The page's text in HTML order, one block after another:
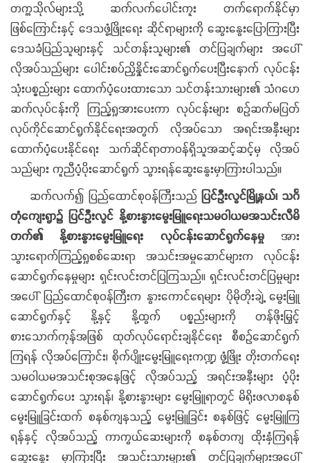
တက္ကသိုလ်များသို့ ဆက်လက်ပေါင်းကူး တက်ရောက်နိုင်မှာ
ဖြစ်ကြောင်းနှင့် ဒေသဖွံ့ဖြိုးရေး ဆိုင်ရာများကို ဆွေးနွေးပြောကြားပြီး
ဒေသခံပြည်သူများနှင့် သင်တန်းသူများ၏ တင်ပြချက်များ အပေါ်
လိုအပ်သည်များ ပေါင်းစပ်ညှိနှိုင်းဆောင်ရွက်ပေးပြီးနောက် လုပ်ငန်း
သုံးပစ္စည်းများ ထောက်ပံ့ပေးထားသော သင်တန်းသားများ၏ သံဂဟေ
ဆက်လုပ်ငန်းကို ကြည့်ရှုအားပေးကာ လုပ်ငန်းများ စဉ်ဆက်မပြတ်
လုပ်ကိုင်ဆောင်ရွက်နိုင်ရေးအတွက် လိုအပ်သော အရင်းအနှီးများ
ထောက်ပံ့ပေးနိုင်ရေး သက်ဆိုင်ရာတာဝန်ရှိသူအဆင့်ဆင့်မှ လိုအပ်
သည်များ ကူညီပံ့ပိုးဆောင်ရွက် သွားရန်ဆွေးနွေးမှာကြားပါသည်။
ဆက်လက်၍ ပြည်ထောင်စုဝန်ကြီးသည် ပြင်ဦးလွင်မြို့နယ်၊ သင်္ဂ
တုံကျေးရွာ၌ ပြင်ဦးလွင် နို့စားနွားမွေးမြူရေးသမဝါယမအသင်းလီမိ
တက်၏ နို့စားနွားမွေးမြူရေး လုပ်ငန်းဆောင်ရွက်နေမှု အား
သွားရောက်ကြည့်ရှုစစ်ဆေးရာ အသင်းအမှုဆောင်များက လုပ်ငန်း
ဆောင်ရွက်နေမှုများ ရှင်းလင်းတင်ပြကြသည်။ ရှင်းလင်းတင်ပြမှုများ
အပေါ် ပြည်ထောင်စုဝန်ကြီးက နွားကောင်ရေများ ပိုမိုတိုးချဲ့ မွေးမြူ
ဆောင်ရွက်နှင့် နို့နှင့် နို့ထွက် ပစ္စည်းများကို တန်ဖိုးမြှင့်
စားသောက်ကုန်အဖြစ် ထုတ်လုပ်ရောင်းချနိုင်ရေး စီစဉ်ဆောင်ရွက်
ကြရန် လိုအပ်ကြောင်း၊ စိုက်ပျိုးမွေးမြူရေးကဏ္ဍ ဖွံ့ဖြိုး တိုးတက်ရေး
သမဝါယမအသင်းစုအနေဖြင့် လိုအပ်သည့် အရင်းအနှီးများ ပံ့ပိုး
ဆောင်ရွက်ပေး သွားရန်၊ နို့စားနွားများ မွေးမြူရာတွင် မိရိုးဖလာစနစ်
မွေးမြူခြင်းထက် စနစ်ကျနသည့် မွေးမြူခြင်း စနစ်ဖြင့် မွေးမြူကြ
ရန်နှင့် လိုအပ်သည့် ကာကွယ်ဆေးများကို စနစ်တကျ ထိုးနှံကြရန်
ဆွေးနွေး မှာကြားပြီး အသင်းသားများ၏ တင်ပြချက်များအပေါ်